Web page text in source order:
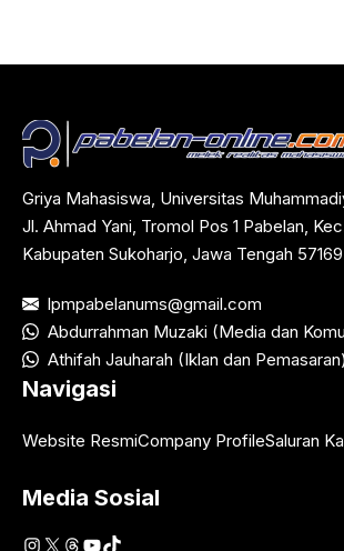
Griya Mahasiswa, Universitas
Jl. Ahmad Yani, Tromol Pos 1 Pabelan,
Kabupaten Sukoharjo, Jawa Tengah 57169
lpmpabelanums@gmail.com
Abdurrahman Muzaki (Media dan
Athifah Jauharah (Iklan dan Pemasaran)
Navigasi
Website ResmiCompany ProfileSaluran
Media Sosial
Instagram
X Threads
YouTube
TikTok